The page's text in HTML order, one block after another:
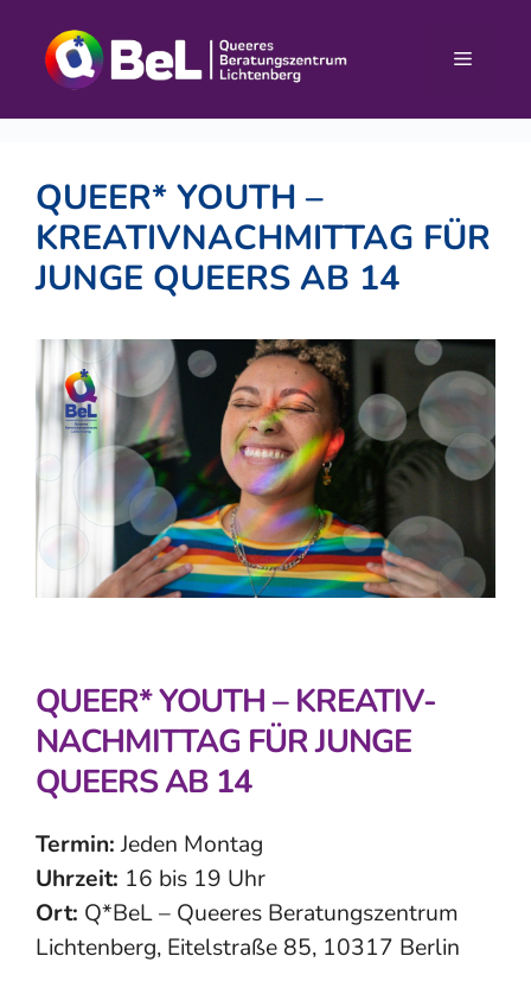
Inhalt
springen
Menü
QUEER* YOUTH –
KREATIVNACHMITTAG FÜR
JUNGE QUEERS AB 14
QUEER* YOUTH – KREATIV­
NACHMITTAG FÜR JUNGE
QUEERS AB 14
Termin:Jeden Montag
Uhrzeit: 16 bis 19 Uhr
Ort: Q*BeL – Queeres Beratungszentrum
Lichtenberg, Eitelstraße 85, 10317 Berlin